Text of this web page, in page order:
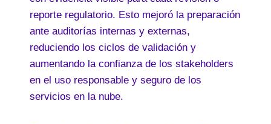
reporte regulatorio. Esto mejoró la preparación
ante auditorías internas y externas,
reduciendo los ciclos de validación y
aumentando la confianza de los stakeholders
en el uso responsable y seguro de los
servicios en la nube.